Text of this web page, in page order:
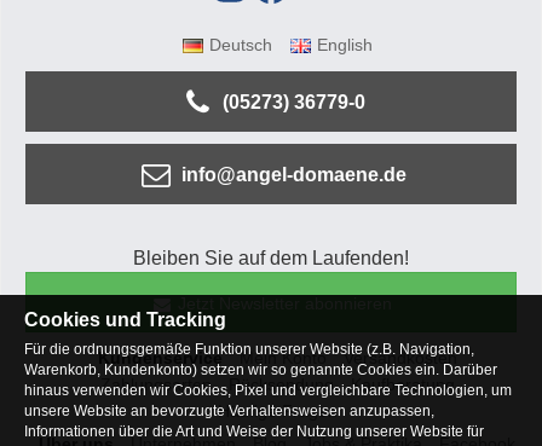
Deutsch English
(05273) 36779-0
info@angel-domaene.de
Bleiben Sie auf dem Laufenden!
Kundenservice Mein Konto
Versandkosten
Zahlungsarten
Rücksendung
Kaufberatung
Häufige Fragen
Cookies und Tracking
Für die ordnungsgemäße Funktion unserer Website (z.B. Navigation,
Warenkorb, Kundenkonto) setzen wir so genannte Cookies ein. Darüber
hinaus verwenden wir Cookies, Pixel und vergleichbare Technologien, um
unsere Website an bevorzugte Verhaltensweisen anzupassen,
Informationen über die Art und Weise der Nutzung unserer Website für